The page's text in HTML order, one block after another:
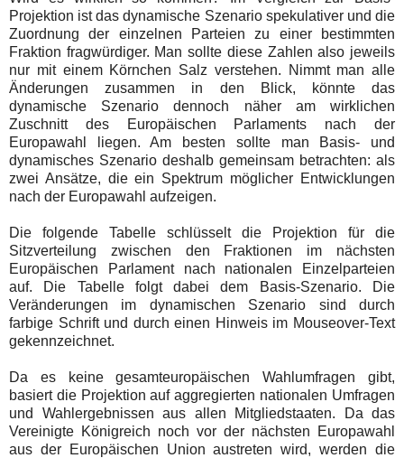
Projektion ist das dynamische Szenario spekulativer und die
Zuordnung der einzelnen Parteien zu einer bestimmten
Fraktion fragwürdiger. Man sollte diese Zahlen also jeweils
nur mit einem Körnchen Salz verstehen. Nimmt man alle
Änderungen zusammen in den Blick, könnte das
dynamische Szenario dennoch näher am wirklichen
Zuschnitt des Europäischen Parlaments nach der
Europawahl liegen. Am besten sollte man Basis- und
dynamisches Szenario deshalb gemeinsam betrachten: als
zwei Ansätze, die ein Spektrum möglicher Entwicklungen
nach der Europawahl aufzeigen.
Die folgende Tabelle schlüsselt die Projektion für die
Sitzverteilung zwischen den Fraktionen im nächsten
Europäischen Parlament nach nationalen Einzelparteien
auf. Die Tabelle folgt dabei dem Basis-Szenario. Die
Veränderungen im dynamischen Szenario sind durch
farbige Schrift und durch einen Hinweis im Mouseover-Text
gekennzeichnet.
Da es keine gesamteuropäischen Wahlumfragen gibt,
basiert die Projektion auf aggregierten nationalen Umfragen
und Wahlergebnissen aus allen Mitgliedstaaten. Da das
Vereinigte Königreich noch vor der nächsten Europawahl
aus der Europäischen Union austreten wird, werden die